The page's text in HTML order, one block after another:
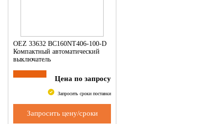
OEZ 33632 BC160NT406-100-D
Компактный автоматический
выключатель
Цена по запросу
Запросить сроки поставки
Запросить цену/сроки